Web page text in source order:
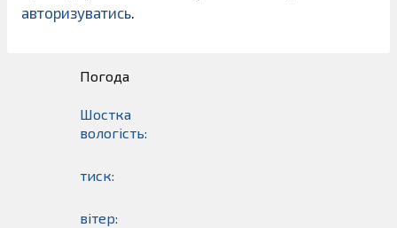
авторизуватись
Погода
Шостка
вологість:
тиск:
вітер: